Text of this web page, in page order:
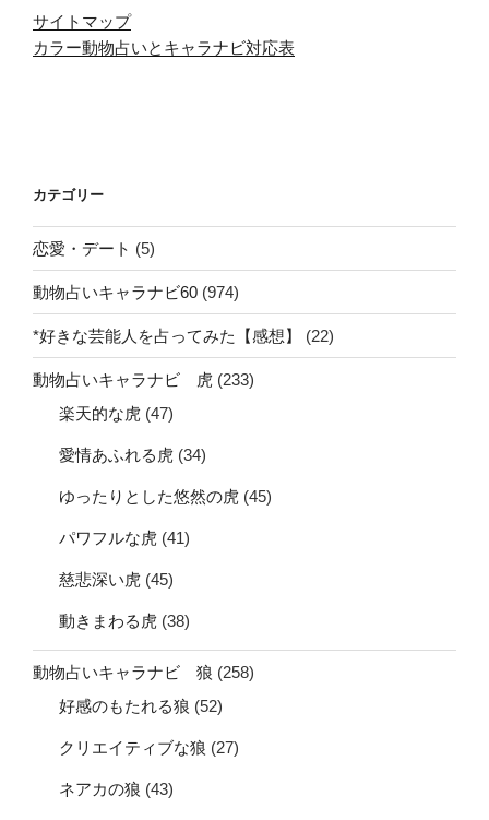
サイトマップ
カラー動物占いとキャラナビ対応表
カテゴリー
恋愛・デート (5)
動物占いキャラナビ60 (974)
*好きな芸能人を占ってみた【感想】 (22)
動物占いキャラナビ 虎 (233)
楽天的な虎 (47)
愛情あふれる虎 (34)
ゆったりとした悠然の虎 (45)
パワフルな虎 (41)
慈悲深い虎 (45)
動きまわる虎 (38)
動物占いキャラナビ 狼 (258)
好感のもたれる狼 (52)
クリエイティブな狼 (27)
ネアカの狼 (43)